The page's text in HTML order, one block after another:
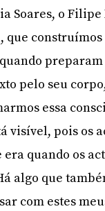
Soares, o
que
pelo seu
essa
visível, pois os
quando os
algo que
com estes